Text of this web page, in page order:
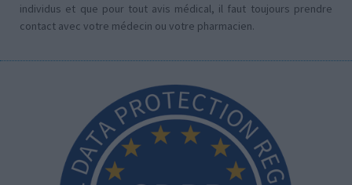
individus et que pour tout avis médical, il faut toujours prendre
contact avec votre médecin ou votre pharmacien.